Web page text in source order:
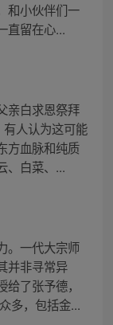
和小伙伴们一
直留在心...
亲白求恩祭拜
有人认为这可能
方血脉和纯质
、白菜、...
。一代大宗师
并非寻常异
了张予德，
多，包括金...